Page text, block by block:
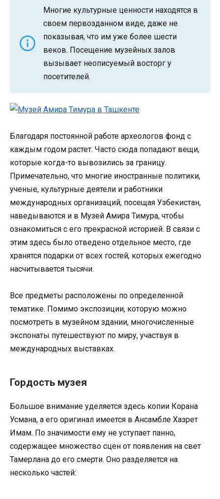
Многие культурные ценности находятся в
своем первозданном виде, даже не
показывая, что им уже более шести
веков. Посещение музейных залов
вызывает неописуемый восторг у
посетителей.
Благодаря постоянной работе археологов фонд с
каждым годом растет. Часто сюда попадают вещи,
которые когда-то вывозились за границу.
Примечательно, что многие иностранные политики,
ученые, культурные деятели и работники
международных организаций, посещая Узбекистан,
наведываются и в Музей Амира Тимура, чтобы
ознакомиться с его прекрасной историей. В связи с
этим здесь было отведено отдельное место, где
хранятся подарки от всех гостей, которых ежегодно
насчитывается тысячи.
Все предметы расположены по определенной
тематике. Помимо экспозиции, которую можно
посмотреть в музейном здании, многочисленные
экспонаты путешествуют по миру, участвуя в
международных выставках.
Гордость музея
Большое внимание уделяется здесь копии Корана
Усмана, а его оригинал имеется в Ансамбле Хазрет
Имам. По значимости ему не уступает панно,
содержащее множество сцен от появления на свет
Тамерлана до его смерти. Оно разделяется на
несколько частей: